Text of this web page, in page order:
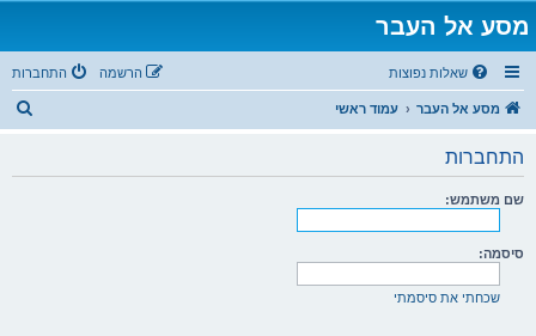
מסע אל העבר
שאלות נפוצות התחברות הרשמה
מסע אל העבר עמוד ראשי
התחברות
שם משתמש:
סיסמה:
שכחתי את סיסמתי